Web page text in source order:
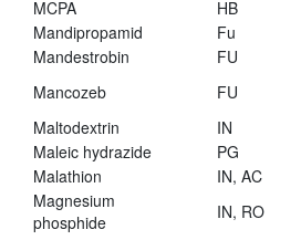
MCPA
HB
Mandipropamid
Fu
Mandestrobin
FU
Mancozeb
FU
Maltodextrin
IN
Maleic hydrazide
PG
Malathion
IN, AC
Magnesium
phosphide
IN, RO